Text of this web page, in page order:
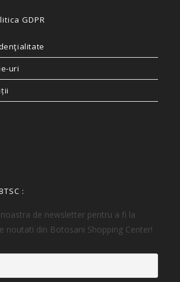
GDPR
uri
:
de newsletter pentru a fi la
noutati din Botosani Shopping Center!